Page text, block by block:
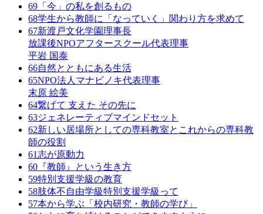
69 「今」の私を創るもの
68学生から教師に「なっていく」関わり方を求めて
67新渡戸文化学園理事長
放課後NPOアフタースクール代表理事
平岩 国泰
66自然とともにある生活
65NPO法人マナビノキ代表理事
末原 絵美
64繋げて 支えた その先に
63ジェネレーティブマインドセット
62新しい居場所としての専科教室とこれからの専科教
師の役割
61志が原動力
60 『教師』という生き方
59特別支援学級の教育
58肢体不自由学級特別支援学級って
57本から学ぶ「校内研究・教師の学び」